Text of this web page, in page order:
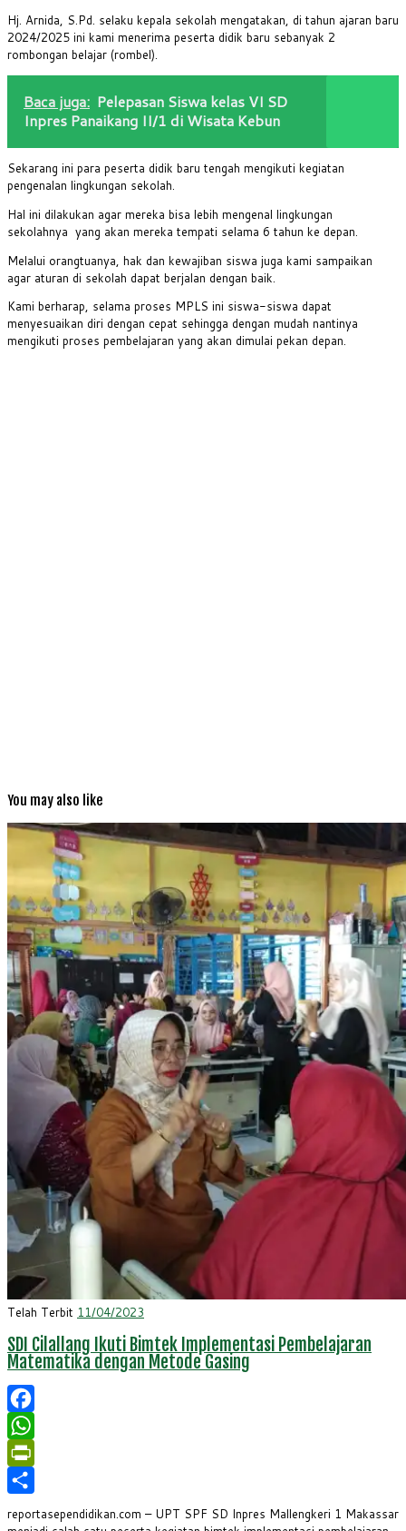
Hj. Arnida, S.Pd. selaku kepala sekolah mengatakan, di tahun ajaran baru
2024/2025 ini kami menerima peserta didik baru sebanyak 2
rombongan belajar (rombel).
Baca juga: Pelepasan Siswa kelas VI SD
Inpres Panaikang II/1 di Wisata Kebun
Sekarang ini para peserta didik baru tengah mengikuti kegiatan
pengenalan lingkungan sekolah.
Hal ini dilakukan agar mereka bisa lebih mengenal lingkungan
sekolahnya yang akan mereka tempati selama 6 tahun ke depan.
Melalui orangtuanya, hak dan kewajiban siswa juga kami sampaikan
agar aturan di sekolah dapat berjalan dengan baik.
Kami berharap, selama proses MPLS ini siswa-siswa dapat
menyesuaikan diri dengan cepat sehingga dengan mudah nantinya
mengikuti proses pembelajaran yang akan dimulai pekan depan.
You may also like
Telah Terbit 11/04/2023
SDI Cilallang Ikuti Bimtek Implementasi Pembelajaran
Matematika dengan Metode Gasing
Facebook
WhatsApp
PrintFriendly
Share
reportasependidikan.com – UPT SPF SD Inpres Mallengkeri 1 Makassar